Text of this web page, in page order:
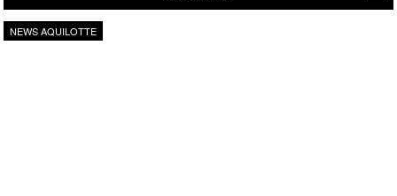
Vai al contenuto
NEWS AQUILOTTE